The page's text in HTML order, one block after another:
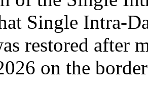
Single Intra-
restored after
on the